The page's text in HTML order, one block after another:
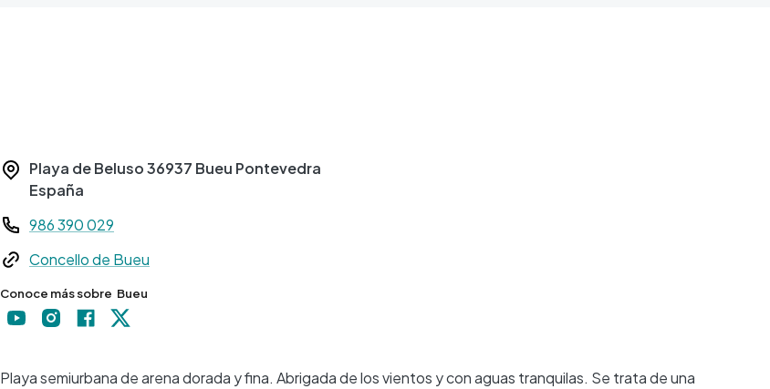
Playa de Beluso36937 Bueu Pontevedra
España
Teléfono
986 390 029
WebConcello de Bueu
Conoce más sobre Bueu
Playa semiurbana de arena dorada y fina. Abrigada de los vientos y con aguas tranquilas. Se trata de una